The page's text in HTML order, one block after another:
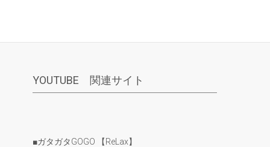
YOUTUBE 関連サイト
■ガタガタGOGO 【ReLax】